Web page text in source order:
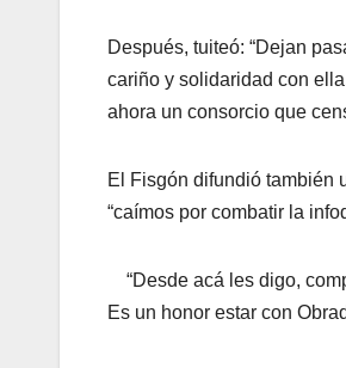
Después, tuiteó: “Dejan
cariño y solidaridad con
ahora un consorcio que
El Fisgón difundió también
“caímos por combatir la
“Desde acá les digo,
Es un honor estar con